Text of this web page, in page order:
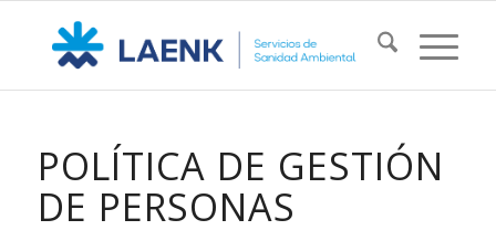
POLÍTICA DE GESTIÓN
DE PERSONAS